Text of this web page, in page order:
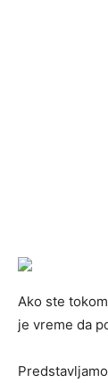
Ako ste
je vreme da